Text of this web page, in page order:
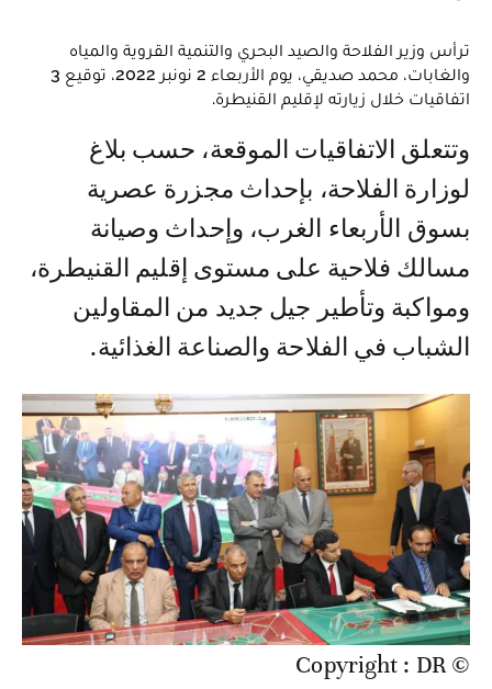
ترأس وزير الفلاحة والصيد البحري والتنمية القروية والمياه
والغابات، محمد صديقي، يوم الأربعاء 2 نونبر 2022، توقيع 3
اتفاقيات خلال زيارته لإقليم القنيطرة.
وتتعلق الاتفاقيات الموقعة، حسب بلاغ
لوزارة الفلاحة، بإحداث مجزرة عصرية
بسوق الأربعاء الغرب، وإحداث وصيانة
مسالك فلاحية على مستوى إقليم القنيطرة،
ومواكبة وتأطير جيل جديد من المقاولين
الشباب في الفلاحة والصناعة الغذائية.
© Copyright : DR